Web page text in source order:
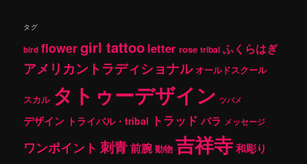
タグ
bird flowergirl tattoo letter rose tribal ふくらはぎ
アメリカントラディショナル オールドスクール
スカル タトゥーデザイン ツバメ
デザイン トライバル・tribal トラッド バラ メッセージ
ワンポイント 刺青前腕 動物 吉祥寺和彫り